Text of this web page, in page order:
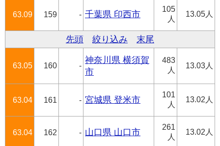
63.09 159 - 千葉県 印西市
105
人
13.05人
先頭 絞り込み 末尾
63.05 160 -
神奈川県 横須賀
市
483
人
13.03人
63.04 161 - 宮城県 登米市
101
人
13.02人
63.04 162 - 山口県 山口市
261
人
13.02人